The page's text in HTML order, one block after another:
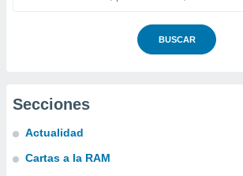
BUSCAR
Secciones
Actualidad
Cartas a la RAM